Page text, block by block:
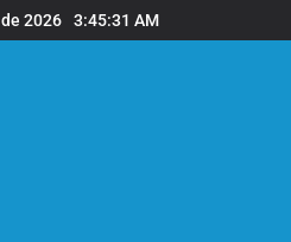
2026 3:45:32 AM